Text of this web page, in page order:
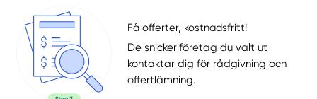
Få offerter, kostnadsfritt!
De snickeriföretag du valt ut
kontaktar dig för rådgivning och
offertlämning.